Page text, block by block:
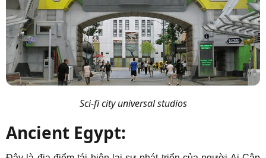
Sci-fi city universal studios
Ancient Egypt: